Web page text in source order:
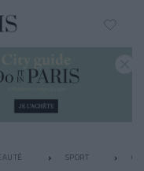
SPORT